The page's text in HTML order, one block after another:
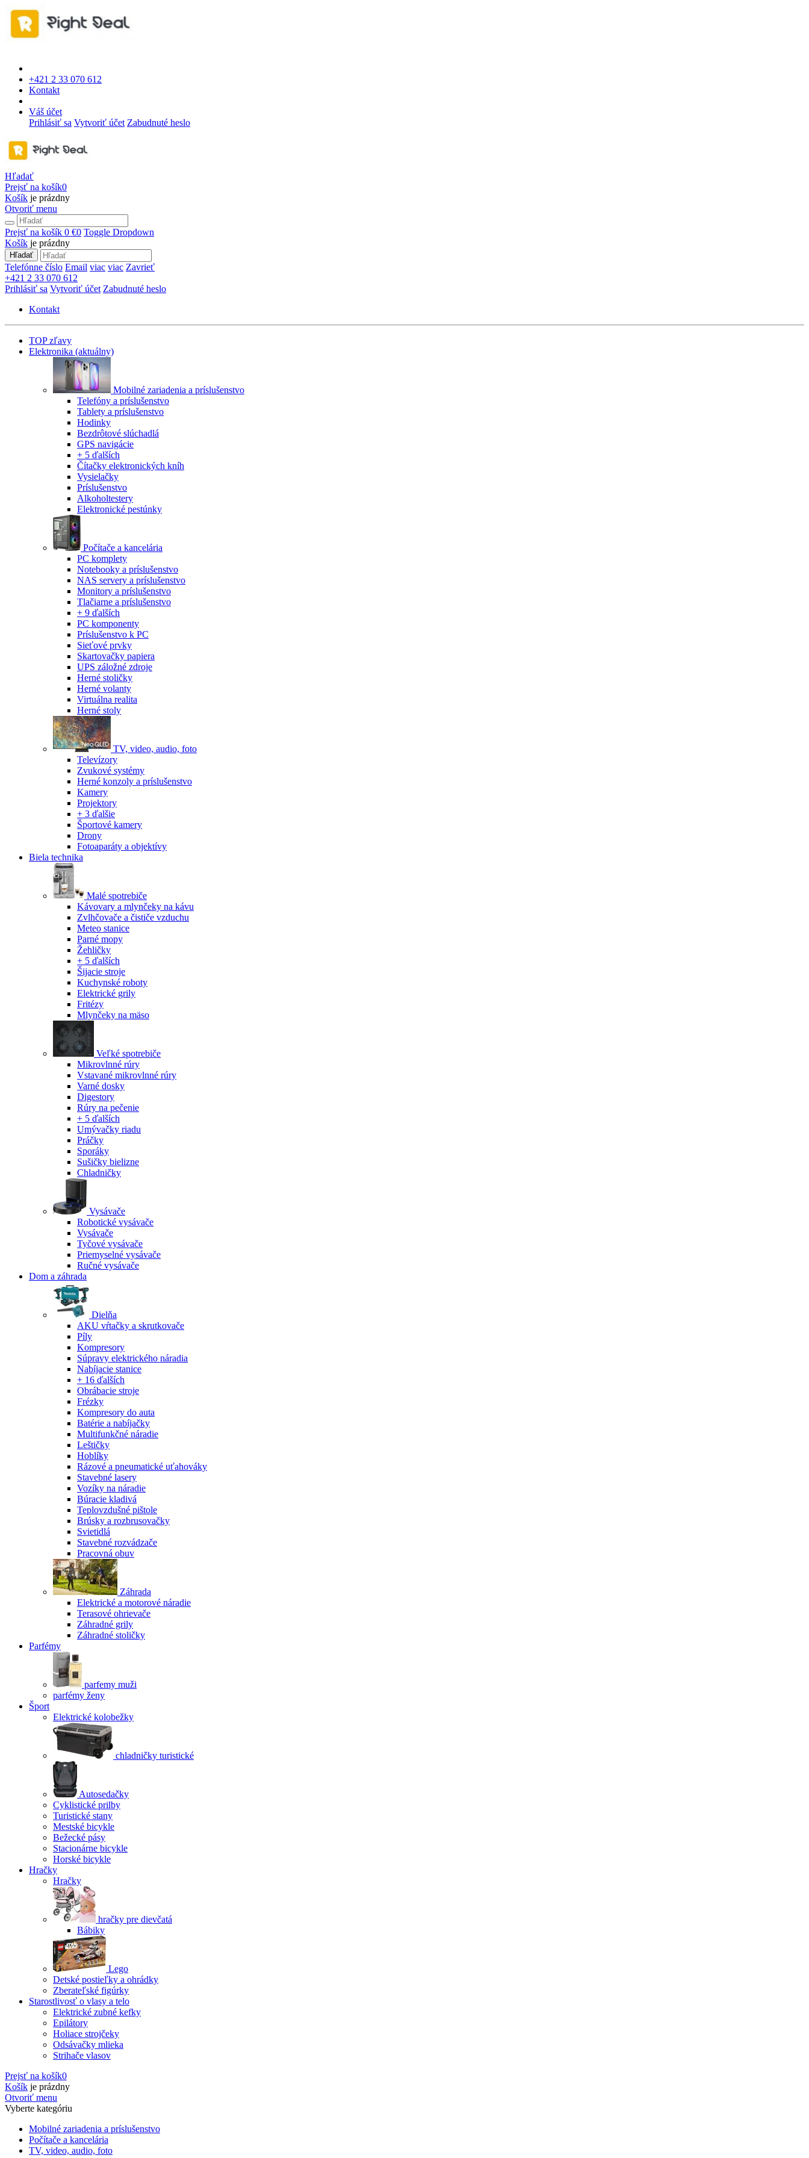
+421 2 33 070 612
Kontakt
Váš účet
Prihlásiť sa Vytvoriť účet Zabudnuté heslo
Hľadať
Prejsť na košík0
Košík je prázdny
Otvoriť menu
Prejsť na košík 0 €0 Toggle Dropdown
Košík je prázdny
Hľadať
Telefónne číslo Email viac viac Zavrieť
+421 2 33 070 612
Prihlásiť sa Vytvoriť účet Zabudnuté heslo
Kontakt
TOP zľavy
Elektronika (aktuálny)
Mobilné zariadenia a príslušenstvo
Telefóny a príslušenstvo
Tablety a príslušenstvo
Hodinky
Bezdrôtové slúchadlá
GPS navigácie
+ 5 ďalších
Čítačky elektronických kníh
Vysielačky
Príslušenstvo
Alkoholtestery
Elektronické pestúnky
Počítače a kancelária
PC komplety
Notebooky a príslušenstvo
NAS servery a príslušenstvo
Monitory a príslušenstvo
Tlačiarne a príslušenstvo
+ 9 ďalších
PC komponenty
Príslušenstvo k PC
Sieťové prvky
Skartovačky papiera
UPS záložné zdroje
Herné stoličky
Herné volanty
Virtuálna realita
Herné stoly
TV, video, audio, foto
Televízory
Zvukové systémy
Herné konzoly a príslušenstvo
Kamery
Projektory
+ 3 ďalšie
Športové kamery
Drony
Fotoaparáty a objektívy
Biela technika
Malé spotrebiče
Kávovary a mlynčeky na kávu
Zvlhčovače a čističe vzduchu
Meteo stanice
Parné mopy
Žehličky
+ 5 ďalších
Šijacie stroje
Kuchynské roboty
Elektrické grily
Fritézy
Mlynčeky na mäso
Veľké spotrebiče
Mikrovlnné rúry
Vstavané mikrovlnné rúry
Varné dosky
Digestory
Rúry na pečenie
+ 5 ďalších
Umývačky riadu
Práčky
Sporáky
Sušičky bielizne
Chladničky
Vysávače
Robotické vysávače
Vysávače
Tyčové vysávače
Priemyselné vysávače
Ručné vysávače
Dom a záhrada
Dielňa
AKU vŕtačky a skrutkovače
Píly
Kompresory
Súpravy elektrického náradia
Nabíjacie stanice
+ 16 ďalších
Obrábacie stroje
Frézky
Kompresory do auta
Batérie a nabíjačky
Multifunkčné náradie
Leštičky
Hoblíky
Rázové a pneumatické uťahováky
Stavebné lasery
Vozíky na náradie
Búracie kladivá
Teplovzdušné pištole
Brúsky a rozbrusovačky
Svietidlá
Stavebné rozvádzače
Pracovná obuv
Záhrada
Elektrické a motorové náradie
Terasové ohrievače
Záhradné grily
Záhradné stoličky
Parfémy
parfemy muži
parfémy ženy
Šport
Elektrické kolobežky
chladničky turistické
Autosedačky
Cyklistické prilby
Turistické stany
Mestské bicykle
Bežecké pásy
Stacionárne bicykle
Horské bicykle
Hračky
Hračky
hračky pre dievčatá
Bábiky
Lego
Detské postieľky a ohrádky
Zberateľské figúrky
Starostlivosť o vlasy a telo
Elektrické zubné kefky
Epilátory
Holiace strojčeky
Odsávačky mlieka
Strihače vlasov
Prejsť na košík0
Košík je prázdny
Otvoriť menu
Vyberte kategóriu
Mobilné zariadenia a príslušenstvo
Počítače a kancelária
TV, video, audio, foto